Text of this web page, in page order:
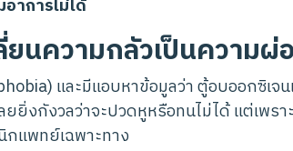
าการไม่ได้
นความกลัวเป็นความผ่
และมีแอบหาข้อมูลว่า ตู้อบออกซิเจ
ยิ่งกังวลว่าจะปวดหูหรือทนไม่ได้ แต่เพร
กแพทย์เฉพาะทาง